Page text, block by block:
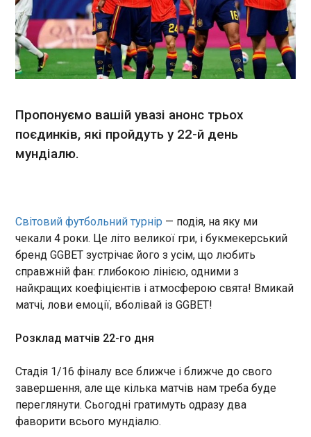
масовано атакувала Київ
дронами та крилатими
ракетами, повідомляє
начальник КМВА Тимур
Ткаченко. Станом на 9 ранку
загиблих.
ЧИТАТЬ
Атаковано НПЗ, що забезпечує пальним
Москву
08:59:43
повідомляє Телеграм-канал Astra. Кадри
очевидців, за даними аналітиків, були зняті
приблизно за 18 км - з району села Анкудіновка
поблизу Нижнього Новгорода.
США вдесятьох знищили Боснію і
Герцеговину на шляху до 1/8 фіналу ЧС
У ніч на четвер, 2 липня, відбувся матч 1/16
збірні США та Боснії і Герцеговини. Підопічні
Маурісіо Почеттіно успішно завершили перший
етап плейоф домашнього турніру, здобувши
перемогу над суперником з рахунком 2:0,
незважаючи на те, що грали в меншості.
ЧИТАТЬ
Пропонуємо вашій увазі анонс трьох
поєдинків, які пройдуть у 22-й день
мундіалю.
Світовий футбольний турнір — подія, на яку ми
чекали 4 роки. Це літо великої гри, і букмекерський
бренд GGBET зустрічає його з усім, що любить
справжній фан: глибокою лінією, одними з
найкращих коефіцієнтів і атмосферою свята! Вмикай
матчі, лови емоції, вболівай із GGBET!
Розклад матчів 22-го дня
Стадія 1/16 фіналу все ближче і ближче до свого
завершення, але ще кілька матчів нам треба буде
переглянути. Сьогодні гратимуть одразу два
фаворити всього мундіалю.